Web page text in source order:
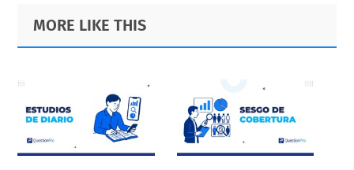
Primary
Sidebar
Footer
MORE LIKE THIS